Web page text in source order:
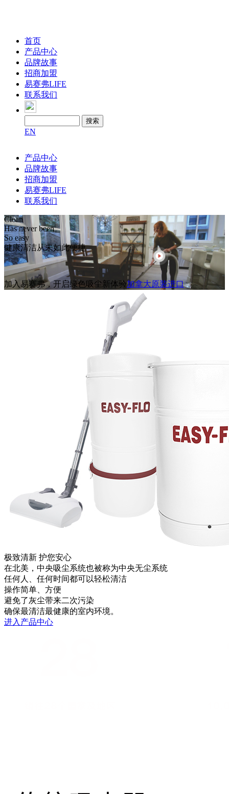
首页
产品中心
品牌故事
招商加盟
易赛弗LIFE
联系我们
EN
产品中心
品牌故事
招商加盟
易赛弗LIFE
联系我们
Clean
Has never been
So easy
健康清洁从未如此便捷
加入易赛弗，开启绿色吸尘新体验加拿大原装进口
极致清新 护您安心
在北美，中央吸尘系统也被称为中央无尘系统
任何人、任何时间都可以轻松清洁
操作简单、方便
避免了灰尘带来二次污染
确保最清洁最健康的室内环境。
进入产品中心